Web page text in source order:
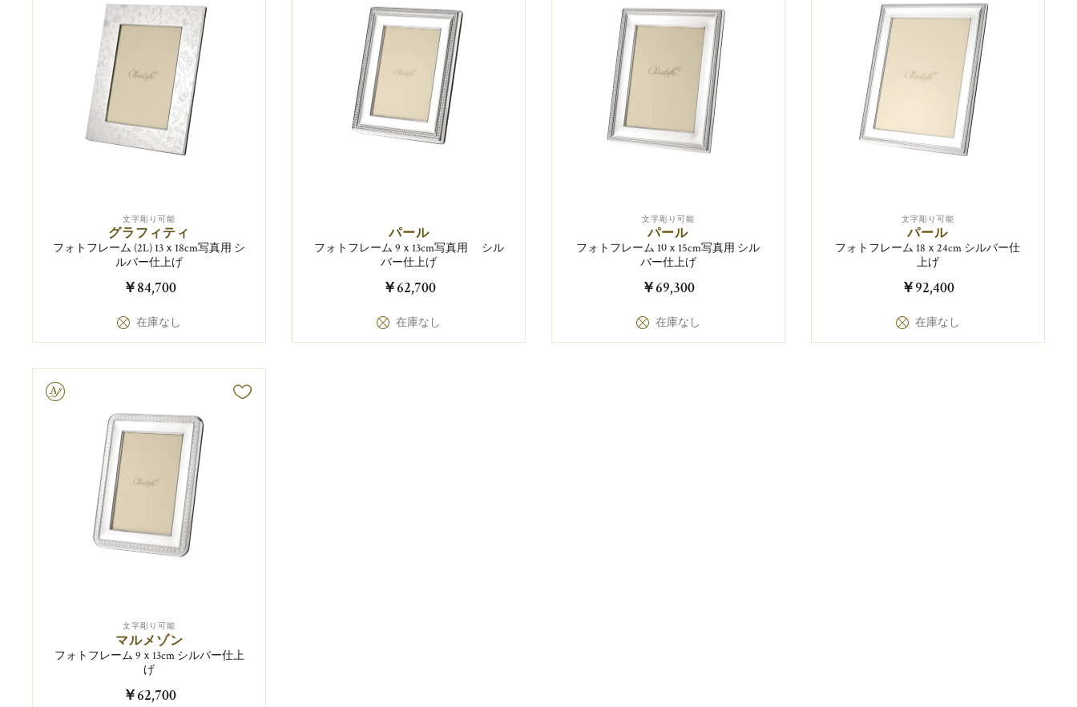
文字彫り可能
グラフィティ
フォトフレーム (2L) 13ｘ18cm写真用 シ
ルバー仕上げ
￥84,700
在庫なし
パール
フォトフレーム 9ｘ13cm写真用 シル
バー仕上げ
￥62,700
在庫なし
文字彫り可能
パール
フォトフレーム 10ｘ15cm写真用 シル
バー仕上げ
￥69,300
在庫なし
文字彫り可能
パール
フォトフレーム 18ｘ24cm シルバー仕
上げ
￥92,400
在庫なし
文字彫り可能
マルメゾン
フォトフレーム 9ｘ13cm シルバー仕上
げ
￥62,700